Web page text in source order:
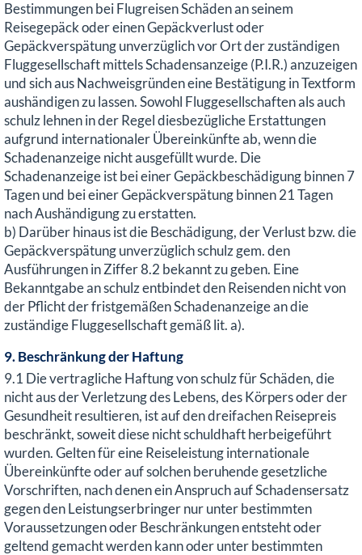
Bestimmungen bei Flugreisen Schäden an seinem
Reisegepäck oder einen Gepäckverlust oder
Gepäckverspätung unverzüglich vor Ort der zuständigen
Fluggesellschaft mittels Schadensanzeige (P.I.R.) anzuzeigen
und sich aus Nachweisgründen eine Bestätigung in Textform
aushändigen zu lassen. Sowohl Fluggesellschaften als auch
schulz lehnen in der Regel diesbezügliche Erstattungen
aufgrund internationaler Übereinkünfte ab, wenn die
Schadenanzeige nicht ausgefüllt wurde. Die
Schadenanzeige ist bei einer Gepäckbeschädigung binnen 7
Tagen und bei einer Gepäckverspätung binnen 21 Tagen
nach Aushändigung zu erstatten.
b) Darüber hinaus ist die Beschädigung, der Verlust bzw. die
Gepäckverspätung unverzüglich schulz gem. den
Ausführungen in Ziffer 8.2 bekannt zu geben. Eine
Bekanntgabe an schulz entbindet den Reisenden nicht von
der Pflicht der fristgemäßen Schadenanzeige an die
zuständige Fluggesellschaft gemäß lit. a).
9. Beschränkung der Haftung
9.1 Die vertragliche Haftung von schulz für Schäden, die
nicht aus der Verletzung des Lebens, des Körpers oder der
Gesundheit resultieren, ist auf den dreifachen Reisepreis
beschränkt, soweit diese nicht schuldhaft herbeigeführt
wurden. Gelten für eine Reiseleistung internationale
Übereinkünfte oder auf solchen beruhende gesetzliche
Vorschriften, nach denen ein Anspruch auf Schadensersatz
gegen den Leistungserbringer nur unter bestimmten
Voraussetzungen oder Beschränkungen entsteht oder
geltend gemacht werden kann oder unter bestimmten